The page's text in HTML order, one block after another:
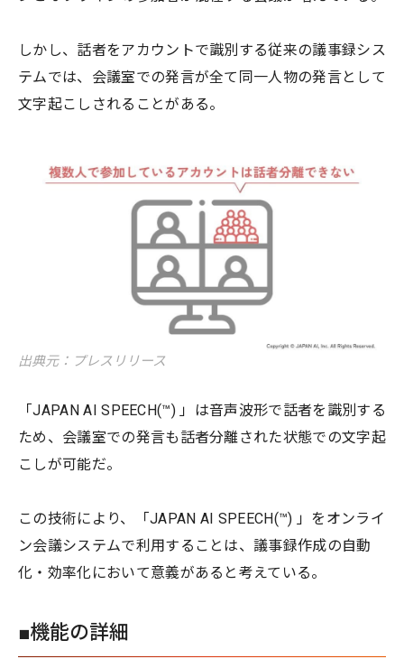
しかし、話者をアカウントで識別する従来の議事録シス
テムでは、会議室での発言が全て同一人物の発言として
文字起こしされることがある。
出典元：プレスリリース
「JAPAN AI SPEECH(™) 」は音声波形で話者を識別する
ため、会議室での発言も話者分離された状態での文字起
こしが可能だ。
この技術により、「JAPAN AI SPEECH(™) 」をオンライ
ン会議システムで利用することは、議事録作成の自動
化・効率化において意義があると考えている。
■機能の詳細